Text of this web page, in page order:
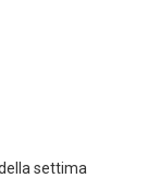
settima